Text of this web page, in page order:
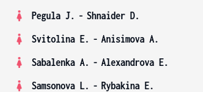
Pegula J. - Shnaider D.
Svitolina E. - Anisimova A.
Sabalenka A. - Alexandrova E.
Samsonova L. - Rybakina E.